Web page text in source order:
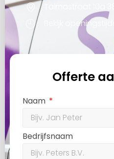
Talmastraat 10a
Bekijk
Offerte
Naam
Bedrijfsnaam